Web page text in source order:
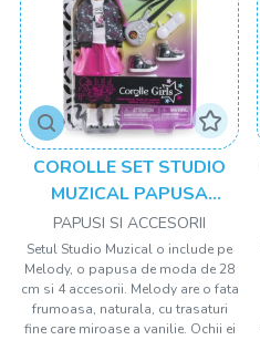
COROLLE SET STUDIO
MUZICAL PAPUSA
MELODY 28CM
PAPUSI SI ACCESORII
Setul Studio Muzical o include pe
Melody, o papusa de moda de 28
cm si 4 accesorii. Melody are o fata
frumoasa, naturala, cu trasaturi
fine care miroase a vanilie. Ochii ei